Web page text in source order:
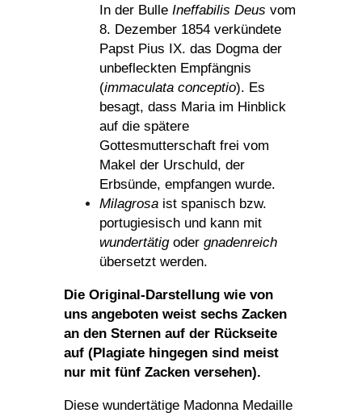
In der Bulle Ineffabilis Deus vom
8. Dezember 1854 verkündete
Papst Pius IX. das Dogma der
unbefleckten Empfängnis
(immaculata conceptio). Es
besagt, dass Maria im Hinblick
auf die spätere
Gottesmutterschaft frei vom
Makel der Urschuld, der
Erbsünde, empfangen wurde.
Milagrosa ist spanisch bzw.
portugiesisch und kann mit
wundertätigoder gnadenreich
übersetzt werden.
Die Original-Darstellung wie von
uns angeboten weist sechs Zacken
an den Sternen auf der Rückseite
auf (Plagiate hingegen sind meist
nur mit fünf Zacken versehen).
Diese wundertätige Madonna Medaille